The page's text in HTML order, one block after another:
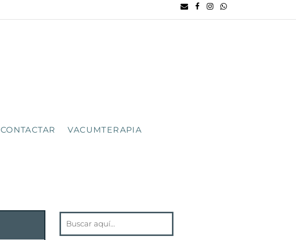
CONTACTAR VACUMTERAPIA